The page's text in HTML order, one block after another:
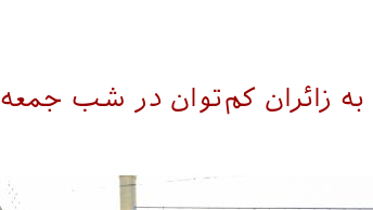
زائران کم‌توان در شب جمعه